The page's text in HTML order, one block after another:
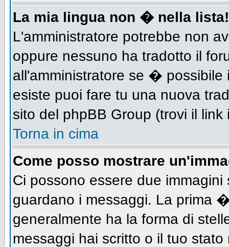
La mia lingua non � nella lista!
L'amministratore potrebbe non
oppure nessuno ha tradotto il
all'amministratore se � possibile
esiste puoi fare tu una nuova
sito del phpBB Group (trovi il
Torna in cima
Come posso mostrare
Ci possono essere due
guardano i messaggi. La prima
generalmente ha la forma di
messaggi hai scritto o il tuo